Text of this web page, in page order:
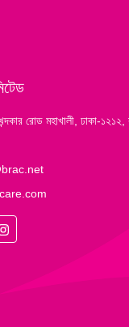
রোড মহাখালী, ঢাকা-১২১২,